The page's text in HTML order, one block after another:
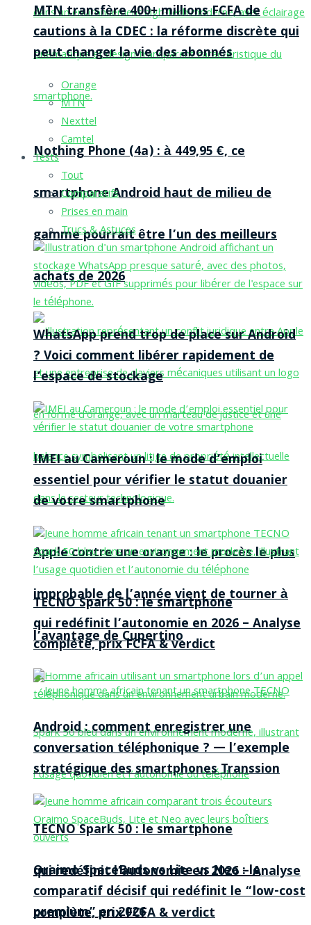
Nothing Phone (4a) : à 449,95 €, ce
smartphone Android haut de milieu de
gamme pourrait être l’un des meilleurs
achats de 2026
Apple contre une orange : le procès le plus
improbable de l’année vient de tourner à
l’avantage de Cupertino
TECNO Spark 50 : le smartphone
qui redéfinit l’autonomie en 2026 – Analyse
complète, prix FCFA & verdict
MTN transfère 400+ millions FCFA de
cautions à la CDEC : la réforme discrète qui
peut changer la vie des abonnés
Orange
MTN
Nexttel
Camtel
Tests
Tout
Comparatifs
Prises en main
Trucs & Astuces
WhatsApp prend trop de place sur Android
? Voici comment libérer rapidement de
l’espace de stockage
IMEI au Cameroun : le mode d’emploi
essentiel pour vérifier le statut douanier
de votre smartphone
TECNO Spark 50 : le smartphone
qui redéfinit l’autonomie en 2026 – Analyse
complète, prix FCFA & verdict
Android : comment enregistrer une
conversation téléphonique ? — l’exemple
stratégique des smartphones Transsion
Oraimo SpaceBuds vs Lite vs Neo : le
comparatif décisif qui redéfinit le “low-cost
premium” en 2026